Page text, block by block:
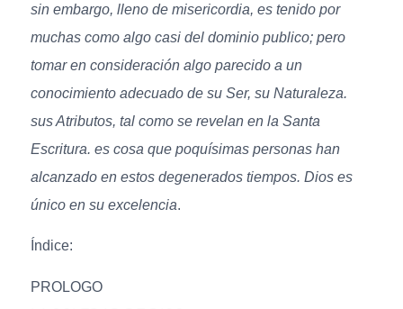
sin embargo, lleno de misericordia, es tenido por
muchas como algo casi del dominio publico; pero
tomar en consideración algo parecido a un
conocimiento adecuado de su Ser, su Naturaleza.
sus Atributos, tal como se revelan en la Santa
Escritura. es cosa que poquísimas personas han
alcanzado en estos degenerados tiempos. Dios es
único en su excelencia.
Índice:
PROLOGO